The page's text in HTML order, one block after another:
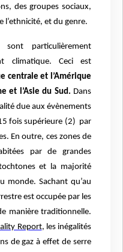
des groupes sociaux,
l’ethnicité, et du genre.
particulièrement
climatique. Ceci est
centrale et l’Amérique
et l’Asie du Sud. Dans
due aux évènements
fois supérieure (2) par
En outre, ces zones de
par de grandes
et la majorité
monde. Sachant qu’au
est occupée par les
manière traditionnelle.
Report, les inégalités
de gaz à effet de serre